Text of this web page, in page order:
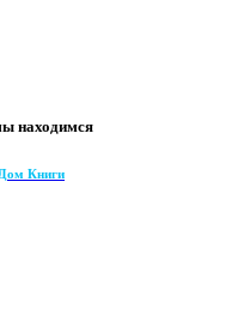
находимся
Книги